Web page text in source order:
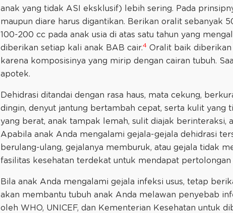
anak yang tidak ASI eksklusif) lebih sering. Pada
maupun diare harus digantikan. Berikan oralit sebanyak
100-200 cc pada anak usia di atas satu tahun yang
diberikan setiap kali anak BAB cair.4 Oralit baik diberikan
karena komposisinya yang mirip dengan cairan tubuh.
apotek.
Dehidrasi ditandai dengan rasa haus, mata cekung,
dingin, denyut jantung bertambah cepat, serta kulit yang
yang berat, anak tampak lemah, sulit diajak berinteraksi,
Apabila anak Anda mengalami gejala-gejala dehidrasi
berulang-ulang, gejalanya memburuk, atau gejala tidak
fasilitas kesehatan terdekat untuk mendapat
Bila anak Anda mengalami gejala infeksi usus, tetap
akan membantu tubuh anak Anda melawan penyebab
oleh WHO, UNICEF, dan Kementerian Kesehatan untuk